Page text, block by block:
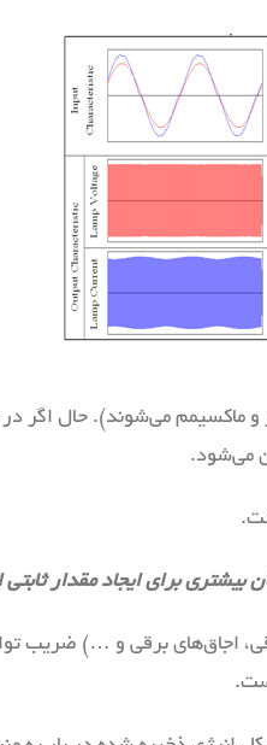
می‌شوند). حال اگر در
می‌شود.
بیشتری برای ایجاد مقدار